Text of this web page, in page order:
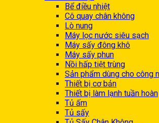
Bể điều nhiệt
Cô quay chân không
Lò nung
Máy lọc nước siêu sạch
Máy sấy đông khô
Máy sấy phun
Nồi hấp tiệt trùng
Sản phẩm dùng cho công
Thiết bị cơ bản
Thiết bị làm lạnh tuần hoàn
Tủ ấm
Tủ sấy